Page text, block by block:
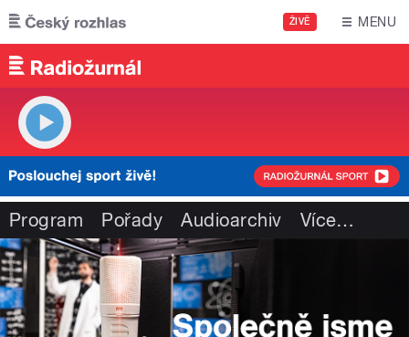
Přejít k hlavnímu obsahu
ŽIVĚ MENU
Program Pořady Audioarchiv Více…